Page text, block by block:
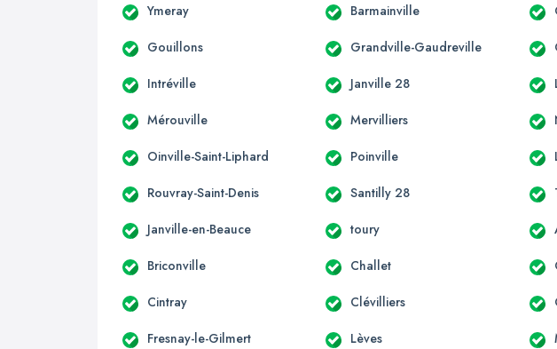
Ymeray Barmainville
Gouillons Grandville-Gaudreville
Intréville Janville 28
Mérouville Mervilliers
Oinville-Saint-Liphard Poinville
Rouvray-Saint-Denis Santilly 28
Janville-en-Beauce toury
Briconville Challet
Cintray Clévilliers
Fresnay-le-Gilmert Lèves